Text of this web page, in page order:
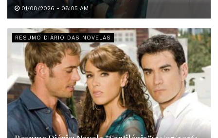
01/08/2026 - 08:05 AM
RESUMO DIÁRIO DAS NOVELAS